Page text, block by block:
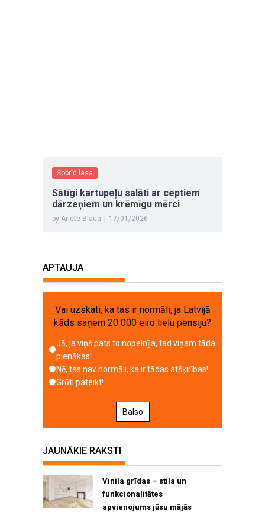
Šobrīd lasa
Sātīgi kartupeļu salāti ar ceptiem
dārzeņiem un krēmīgu mērci
by Anete Blaua | 17/01/2026
APTAUJA
Vai uzskati, ka tas ir normāli, ja Latvijā
kāds saņem 20 000 eiro lielu pensiju?
Jā, ja viņš pats to nopelnīja, tad viņam tāda
pienākas!
Nē, tas nav normāli, ka ir tādas atšķirības!
Grūti pateikt!
Balso
JAUNĀKIE RAKSTI
Vinila grīdas – stila un
funkcionalitātes
apvienojums jūsu mājās